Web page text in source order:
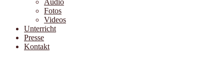
Audio
Fotos
Videos
Unterricht
Presse
Kontakt